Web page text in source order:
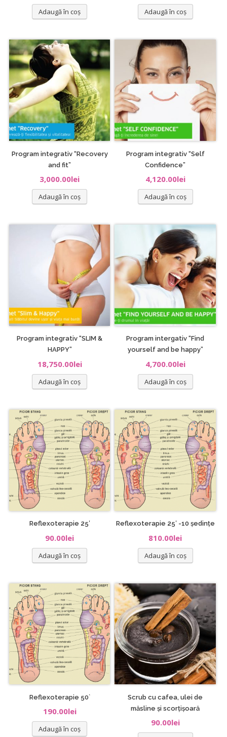
Adaugă în coș Adaugă în coș
Program integrativ “Recovery
and fit”
3,000.00lei
Adaugă în coș
Program integrativ “Self
Confidence”
4,120.00lei
Adaugă în coș
Program integrativ “SLIM &
HAPPY”
18,750.00lei
Adaugă în coș
Program intergativ “Find
yourself and be happy”
4,700.00lei
Adaugă în coș
Reflexoterapie 25′
90.00lei
Adaugă în coș
Reflexoterapie 25′ -10 ședințe
810.00lei
Adaugă în coș
Reflexoterapie 50`
190.00lei
Adaugă în coș
Scrub cu cafea, ulei de
măsline și scorțișoară
90.00lei